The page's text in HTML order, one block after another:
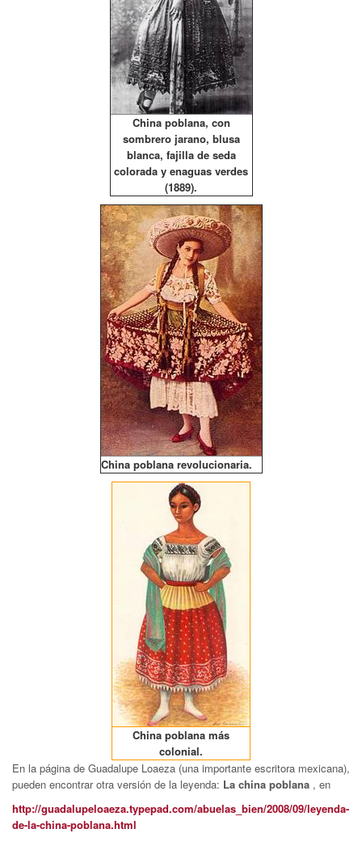
China poblana, con
sombrero jarano, blusa
blanca, fajilla de seda
colorada y enaguas verdes
(1889).
China poblana revolucionaria.
China poblana más
colonial.
En la página de Guadalupe Loaeza (una importante escritora mexicana),
pueden encontrar otra versión de la leyenda: La china poblana , en
http://guadalupeloaeza.typepad.com/abuelas_bien/2008/09/leyenda-
de-la-china-poblana.html